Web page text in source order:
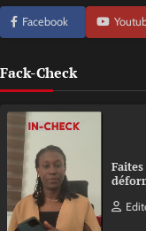
Facebook
Fack-Check